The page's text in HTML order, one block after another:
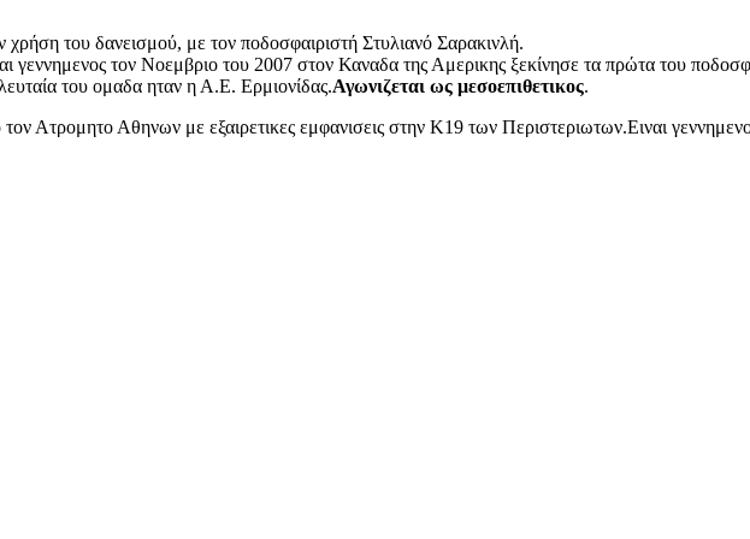
του δανεισμού, με τον ποδοσφαιριστή Στυλιανό Σαρακινλή.
γεννημενος τον Νοεμβριο του 2007 στον Καναδα της Αμερικης ξεκίνησε τα πρώτα του
του ομαδα ηταν η Α.Ε. Ερμιονίδας.Αγωνιζεται ως μεσοεπιθετικος.
Ατρομητο Αθηνων με εξαιρετικες εμφανισεις στην Κ19 των Περιστεριωτων.Ειναι